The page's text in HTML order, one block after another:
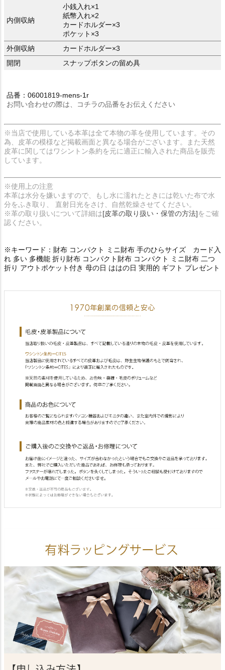
内側収納
小銭入れ×1
紙幣入れ×2
カードホルダー×3
ポケット×3
外側収納
カードホルダー×3
開閉
スナップボタンの留め具
品番：06001819-mens-1r
お問い合わせの際は、コチラの品番をお伝えください
※当店で使用している本革は全て本物の革を使用しています。その
為、皮革の模様など掲載画面と異なる場合がございます。また天然
皮革に関してはワシントン条約を元に適正に輸入された商品を販売
しています。
※使用上の注意
本革は水分を嫌いますので、もし水に濡れたときには乾いた布で水
分をふき取り、 直射日光をさけ、自然乾燥させてください。
※革の取り扱いについて詳細は[皮革の取り扱い・保管の方法]をご確
認ください。
※キーワード：財布 コンパクト ミニ財布 手のひらサイズ カード入
れ 多い 多機能 折り財布 コンパクト財布 コンパクト ミニ財布 二つ
折り アウトポケット付き 母の日 ははの日 実用的 ギフト プレゼント